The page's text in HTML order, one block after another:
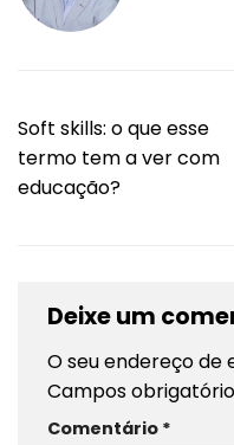
Soft skills: o que esse
termo tem a ver com
educação?
Deixe um
O seu endereço de
Campos
Comentário *